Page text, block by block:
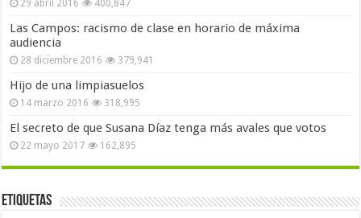
29 abril 2016 400,847
Las Campos: racismo de clase en horario de máxima
audiencia
28 diciembre 2016 379,941
Hijo de una limpiasuelos
14 marzo 2016 318,995
El secreto de que Susana Díaz tenga más avales que votos
22 mayo 2017 162,895
Etiquetas